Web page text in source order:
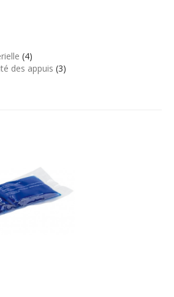
(4)
des appuis (3)